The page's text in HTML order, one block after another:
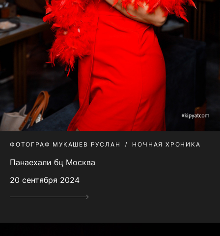
ФОТОГРАФ МУКАШЕВ РУСЛАН НОЧНАЯ ХРОНИКА
Панаехали бц Москва
20 сентября 2024